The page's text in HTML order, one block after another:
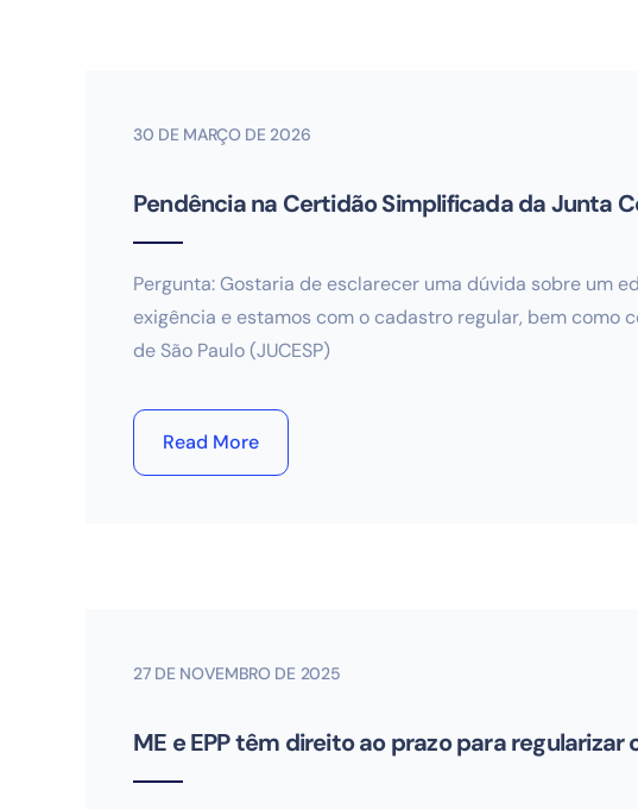
30 DE MARÇO DE 2026
Pendência na Certidão Simplificada da Junta
Pergunta: Gostaria de esclarecer uma dúvida sobre um
exigência e estamos com o cadastro regular, bem como
de São Paulo (JUCESP)
Read More
27 DE NOVEMBRO DE 2025
ME e EPP têm direito ao prazo para